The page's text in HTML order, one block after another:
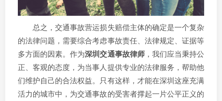
总之，交通事故营运损失赔偿主体的确定是一个复杂
的法律问题，需要综合考虑事故责任、法律规定、证据等
多方面的因素。作为深圳交通事故律师，我们应当秉持公
正、客观的态度，为当事人提供专业的法律服务，帮助他
们维护自己的合法权益。只有这样，才能在深圳这座充满
活力的城市中，为交通事故的受害者撑起一片公平正义的